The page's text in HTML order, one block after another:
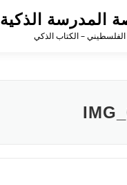
المدرسة
الفلسطيني – الكتاب الذكي